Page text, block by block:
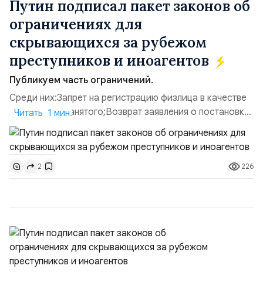
Путин подписал пакет законов об
ограничениях для
скрывающихся за рубежом
преступников и иноагентов
Публикуем часть ограничений.
Среди них:Запрет на регистрацию физлица в качестве
ИП или самозанятого;Возврат заявления о постановке
недвижимости на кадастровый учет;Ограничение
водительских прав;Запрет регистрации транспортных
средств и на заключение сделок по
доверенности;Отказ в заключении кредитного
договора, предоставлении государственных и
Читать 1 мин.
2 226